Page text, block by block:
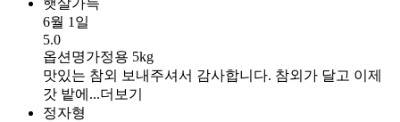
6월 1일
5.0
옵션명가정용 5kg
맛있는 참외 보내주셔서 감사합니다. 참외가 달고 이제
갓 밭에...더보기
정자형